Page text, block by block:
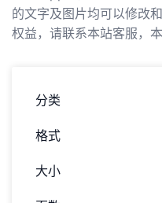
的文字及图片均可以修改
权益，请联系本站客服，
分类
格式
大小